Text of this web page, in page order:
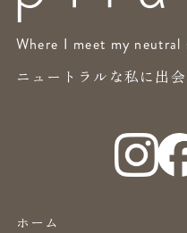
Where I meet my neutral
ニュートラルな私に出会
ホーム